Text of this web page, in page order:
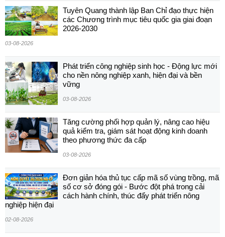
Tuyên Quang thành lập Ban Chỉ đạo thực hiện
các Chương trình mục tiêu quốc gia giai đoạn
2026-2030
03-08-2026
Phát triển công nghiệp sinh học - Động lực mới
cho nền nông nghiệp xanh, hiện đại và bền
vững
03-08-2026
Tăng cường phối hợp quản lý, nâng cao hiệu
quả kiểm tra, giám sát hoạt động kinh doanh
theo phương thức đa cấp
03-08-2026
Đơn giản hóa thủ tục cấp mã số vùng trồng, mã
số cơ sở đóng gói - Bước đột phá trong cải
cách hành chính, thúc đẩy phát triển nông
nghiệp hiện đại
02-08-2026